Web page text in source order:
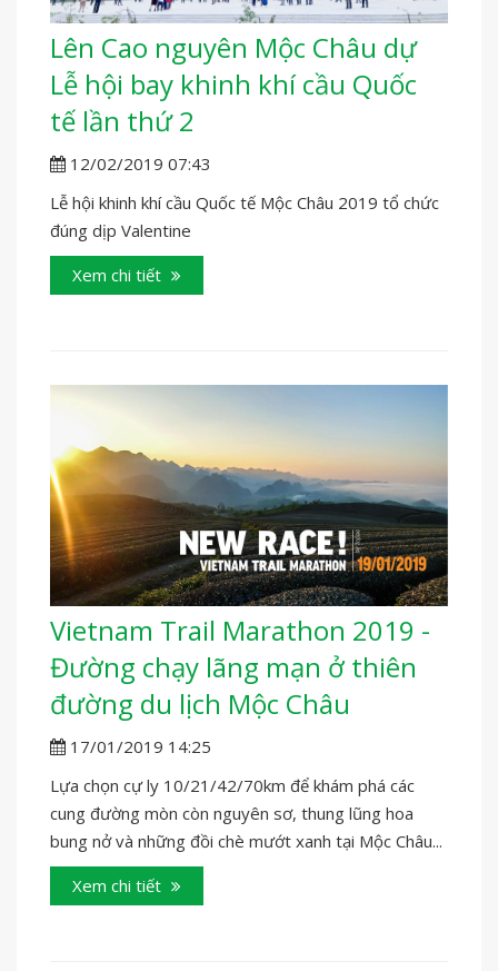
Lên Cao nguyên Mộc Châu dự
Lễ hội bay khinh khí cầu Quốc
tế lần thứ 2
12/02/2019 07:43
Lễ hội khinh khí cầu Quốc tế Mộc Châu 2019 tổ chức
đúng dịp Valentine
Xem chi tiết
Vietnam Trail Marathon 2019 -
Đường chạy lãng mạn ở thiên
đường du lịch Mộc Châu
17/01/2019 14:25
Lựa chọn cự ly 10/21/42/70km để khám phá các
cung đường mòn còn nguyên sơ, thung lũng hoa
bung nở và những đồi chè mướt xanh tại Mộc Châu...
Xem chi tiết